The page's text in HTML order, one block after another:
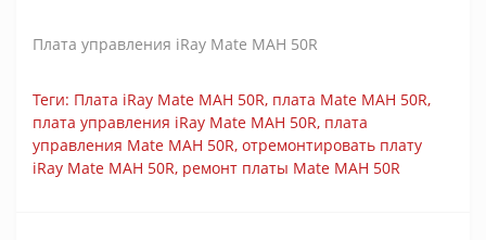
Плата управления iRay Mate MAH 50R
Теги: Плата iRay Mate MAH 50R, плата Mate MAH 50R,
плата управления iRay Mate MAH 50R, плата
управления Mate MAH 50R, отремонтировать плату
iRay Mate MAH 50R, ремонт платы Mate MAH 50R